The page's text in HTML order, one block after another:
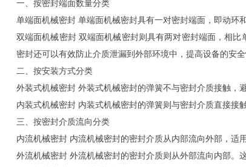
一、按密封端面数量分类
单端面机械密封 单端面机械密封具有一对密封端面，即动环
双端面机械密封 双端面机械密封则具有两对密封端面，相
密封还可以有效防止介质泄漏到外部环境中，提高设备的安全
二、按安装方式分类
外装式机械密封 外装式机械密封的弹簧不与密封介质接触，
内装式机械密封 内装式机械密封的弹簧则与密封介质直接接
三、按密封介质流向分类
内流机械密封 内流机械密封的密封介质从内部流向外部，适
外流机械密封 外流机械密封的密封介质则从外部流向内部。